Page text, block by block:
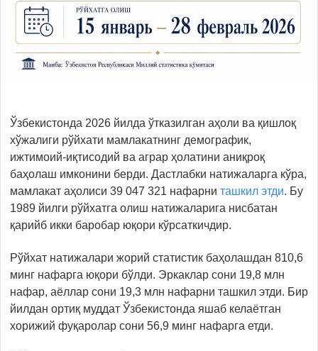
Ўзбекистонда 2026 йилда ўтказилган аҳоли ва қишлоқ
хўжалиги рўйхати мамлакатнинг демографик,
ижтимоий-иқтисодий ва аграр ҳолатини аниқроқ
баҳолаш имконини берди. Дастлабки натижаларга кўра,
мамлакат аҳолиси 39 047 321 нафарни ташкил этди. Бу
1989 йилги рўйхатга олиш натижаларига нисбатан
қарийб икки баробар юқори кўрсаткичдир.
Рўйхат натижалари жорий статистик баҳолашдан 810,6
минг нафарга юқори бўлди. Эркаклар сони 19,8 млн
нафар, аёллар сони 19,3 млн нафарни ташкил этди. Бир
йилдан ортиқ муддат Ўзбекистонда яшаб келаётган
хорижий фуқаролар сони 56,9 минг нафарга етди.